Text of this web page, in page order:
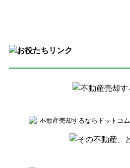
不動産売却するならドットコム